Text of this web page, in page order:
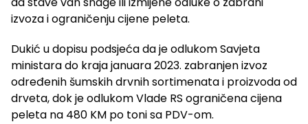
izvoza i ograničenju cijene peleta.
Dukić u dopisu podsjeća da je odlukom Savjeta
ministara do kraja januara 2023. zabranjen izvoz
određenih šumskih drvnih sortimenata i proizvoda od
drveta, dok je odlukom Vlade RS ograničena cijena
peleta na 480 KM po toni sa PDV-om.